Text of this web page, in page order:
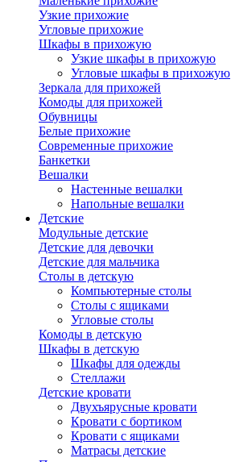
Узкие прихожие
Угловые прихожие
Шкафы в прихожую
Узкие шкафы в прихожую
Угловые шкафы в прихожую
Зеркала для прихожей
Комоды для прихожей
Обувницы
Белые прихожие
Современные прихожие
Банкетки
Вешалки
Настенные вешалки
Напольные вешалки
Детские
Модульные детские
Детские для девочки
Детские для мальчика
Столы в детскую
Компьютерные столы
Столы с ящиками
Угловые столы
Комоды в детскую
Шкафы в детскую
Шкафы для одежды
Стеллажи
Детские кровати
Двухъярусные кровати
Кровати с бортиком
Кровати с ящиками
Матрасы детские